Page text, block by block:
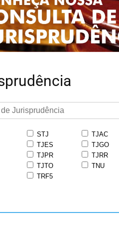
STJ TJAC
TJES TJGO
TJPR TJRR
TJTO TNU
TRF5